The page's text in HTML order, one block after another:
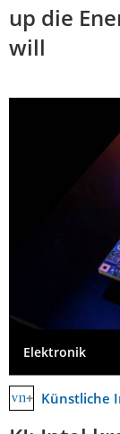
up die
will
Elektronik
Künstliche